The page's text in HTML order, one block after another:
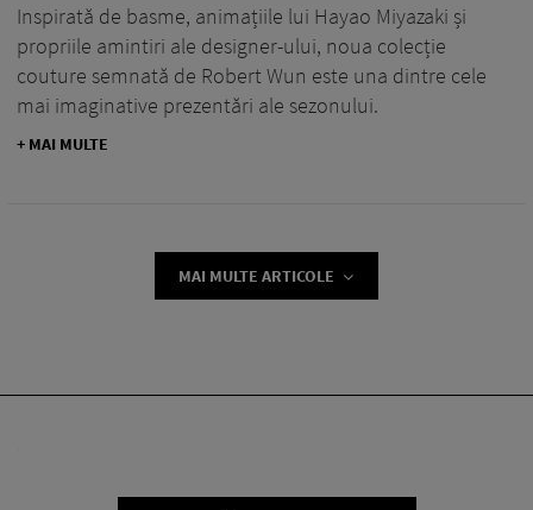
Inspirată de basme, animațiile lui Hayao Miyazaki și
propriile amintiri ale designer-ului, noua colecție
couture semnată de Robert Wun este una dintre cele
mai imaginative prezentări ale sezonului.
+ MAI MULTE
MAI MULTE ARTICOLE